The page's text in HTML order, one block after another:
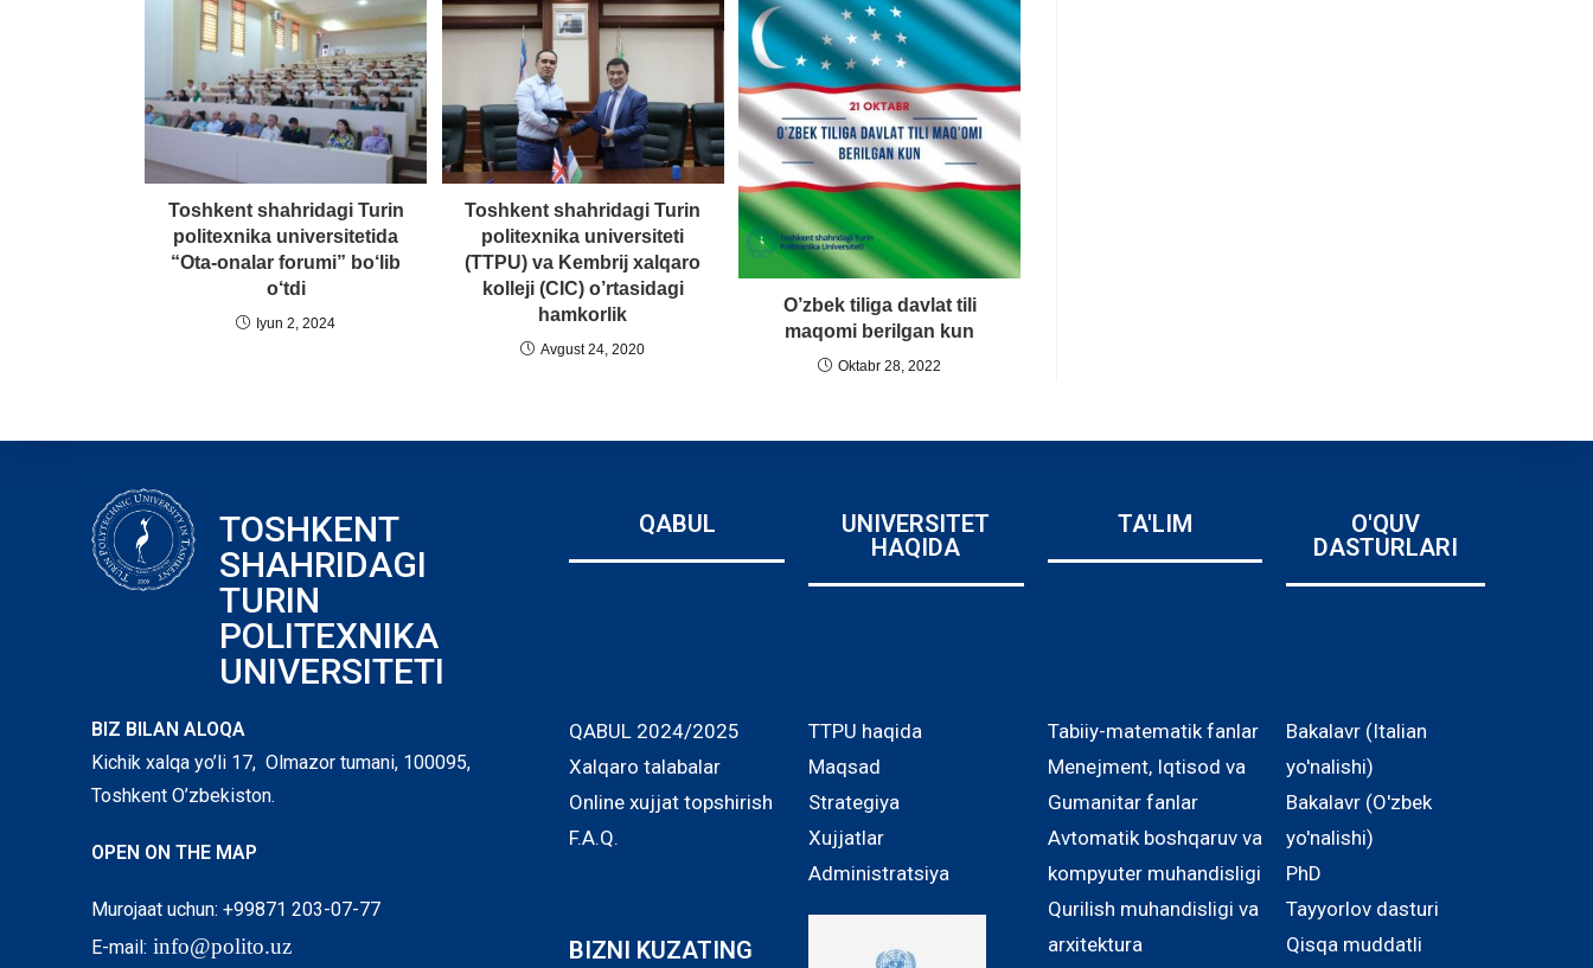
Toshkent shahridagi Turin
politexnika universitetida
“Ota-onalar forumi” bo‘lib
o‘tdi
Iyun 2, 2024
Toshkent shahridagi Turin
politexnika universiteti
(TTPU) va Kembrij xalqaro
kolleji (CIC) o’rtasidagi
hamkorlik
Avgust 24, 2020
O’zbek tiliga davlat tili
maqomi berilgan kun
Oktabr 28, 2022
TOSHKENT
SHAHRIDAGI
TURIN
POLITEXNIKA
UNIVERSITETI
QABUL
UNIVERSITET
HAQIDA
TA'LIM
O'QUV
DASTURLARI
BIZ BILAN ALOQA
Kichik xalqa yo’li 17, Olmazor tumani, 100095,
Toshkent O’zbekiston.
OPEN ON THE MAP
Murojaat uchun: +99871 203-07-77
E-mail: info@polito.uz
QABUL 2024/2025
Xalqaro talabalar
Online xujjat topshirish
F.A.Q.
BIZNI KUZATING
TTPU haqida
Maqsad
Strategiya
Xujjatlar
Administratsiya
Tabiiy-matematik fanlar
Menejment, Iqtisod va
Gumanitar fanlar
Avtomatik boshqaruv va
kompyuter muhandisligi
Qurilish muhandisligi va
arxitektura
Bakalavr (Italian
yo'nalishi)
Bakalavr (O'zbek
yo'nalishi)
PhD
Tayyorlov dasturi
Qisqa muddatli